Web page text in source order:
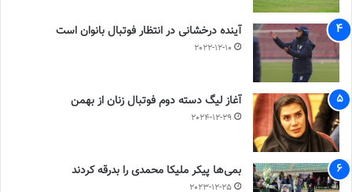
آینده درخشانی در انتظار فوتبال بانوان است
2022-12-10
آغاز لیگ دسته دوم فوتبال زنان از بهمن
2024-12-29
بمی‌ها پیکر ملیکا محمدی را بدرقه کردند
2023-12-25